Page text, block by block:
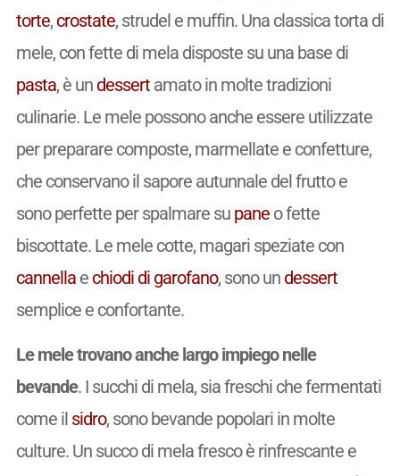
torte, crostate, strudel e muffin. Una classica torta di
mele, con fette di mela disposte su una base di
pasta, è un dessertamato in molte tradizioni
culinarie. Le mele possono anche essere utilizzate
per preparare composte, marmellate e confetture,
che conservano il sapore autunnale del frutto e
sono perfette per spalmare su paneo fette
biscottate. Le mele cotte, magari speziate con
cannellae chiodi di garofano, sono un dessert
semplice e confortante.
Le mele trovano anche largo impiego nelle
bevande. I succhi di mela, sia freschi che fermentati
come il sidro, sono bevande popolari in molte
culture. Un succo di mela fresco è rinfrescante e